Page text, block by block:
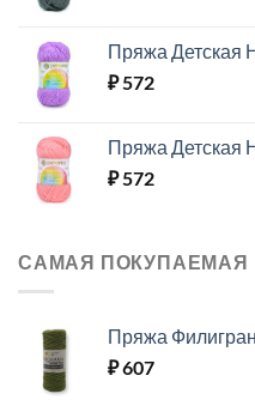
Пряжа Детская
₽572
Пряжа Детская
₽572
САМАЯ ПОКУПАЕМАЯ
Пряжа
₽607